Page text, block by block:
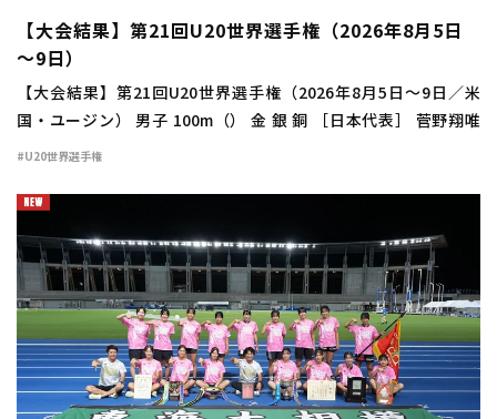
【大会結果】第21回U20世界選手権（2026年8月5日
～9日）
【大会結果】第21回U20世界選手権（2026年8月5日～9日／米
国・ユージン） 男子 100m（） 金 銀 銅 ［日本代表］ 菅野翔唯
（東農大二高3群馬） 予選：7組1着 10秒44（－0.8）＝準決勝進
#U20世界選手権